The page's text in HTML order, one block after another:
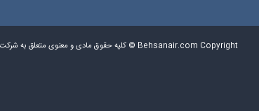
Behsanair.com Copyright © کلیه حقوق مادی و معنوی متعلق به شرکت هواپویان بهسان ایرانیان می باشد.